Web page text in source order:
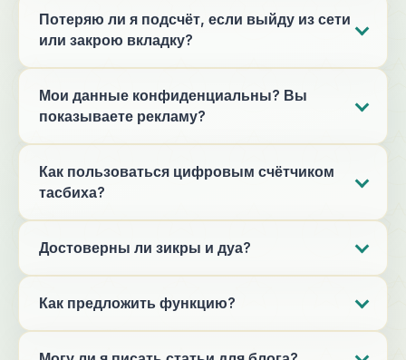
Потеряю ли я подсчёт, если выйду из сети
или закрою вкладку?
Мои данные конфиденциальны? Вы
показываете рекламу?
Как пользоваться цифровым счётчиком
тасбиха?
Достоверны ли зикры и дуа?
Как предложить функцию?